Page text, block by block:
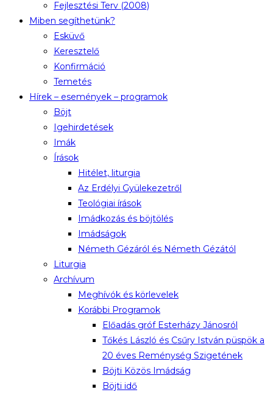
Fejlesztési Terv (2008)
Miben segíthetünk?
Esküvő
Keresztelő
Konfirmáció
Temetés
Hírek – események – programok
Böjt
Igehirdetések
Imák
Írások
Hitélet, liturgia
Az Erdélyi Gyülekezetről
Teológiai írások
Imádkozás és böjtölés
Imádságok
Németh Gézáról és Németh Gézától
Liturgia
Archívum
Meghívók és körlevelek
Korábbi Programok
Előadás gróf Esterházy Jánosról
Tőkés László és Csűry István püspök a
20 éves Reménység Szigetének
Böjti Közös Imádság
Böjti idő